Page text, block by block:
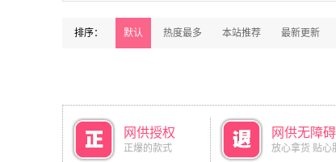
排序： 默认 热度最多 本站推荐 最新更新
网供授权
正爆的款式
网供无障
放心拿货 贴心